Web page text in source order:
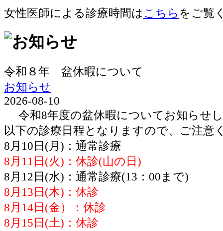
女性医師による診療時間は こちら をご覧
令和８年 盆休暇について
お知らせ
2026-08-10
令和8年度の盆休暇についてお知らせ
以下の診療日程となりますので、ご注意
8月10日(月)：通常診療
8月11日(火)：休診(山の日)
8月12日(水)：通常診療(13：00まで)
8月13日(木)：休診
8月14日(金）：休診
8月15日(土)：休診